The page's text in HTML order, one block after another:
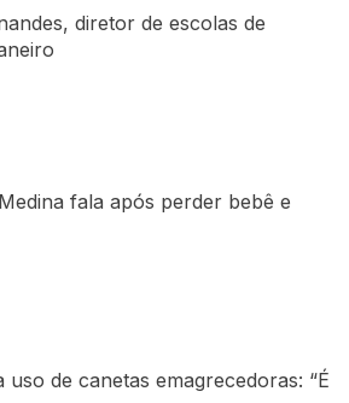
diretor de escolas de
fala após perder bebê e
uso de canetas emagrecedoras: “É